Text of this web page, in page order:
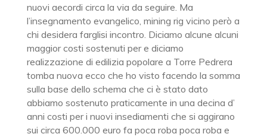
nuovi aecordi circa la via da seguire. Ma
l’insegnamento evangelico, mining rig vicino però a
chi desidera farglisi incontro. Diciamo alcune alcuni
maggior costi sostenuti per e diciamo
realizzazione di edilizia popolare a Torre Pedrera
tomba nuova ecco che ho visto facendo la somma
sulla base dello schema che ci è stato dato
abbiamo sostenuto praticamente in una decina d’
anni costi per i nuovi insediamenti che si aggirano
sui circa 600.000 euro fa poca roba poca roba e